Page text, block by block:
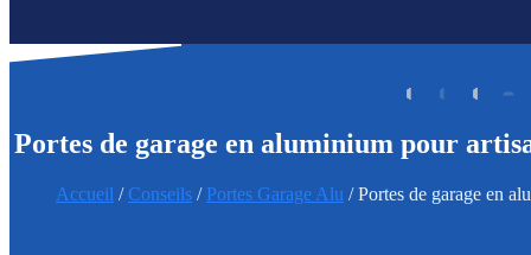
Portes de garage en aluminium pour
Accueil /Conseils / Portes Garage Alu / Portes de garage en